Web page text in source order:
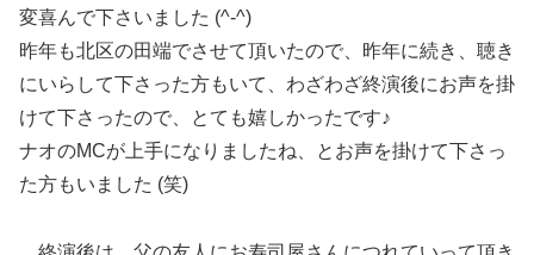
変喜んで下さいました (^-^)
昨年も北区の田端でさせて頂いたので、昨年に続き、聴き
にいらして下さった方もいて、わざわざ終演後にお声を掛
けて下さったので、とても嬉しかったです♪
ナオのMCが上手になりましたね、とお声を掛けて下さっ
た方もいました (笑)